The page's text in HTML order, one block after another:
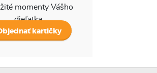
momenty Vášho
dieťatka.
kartičky